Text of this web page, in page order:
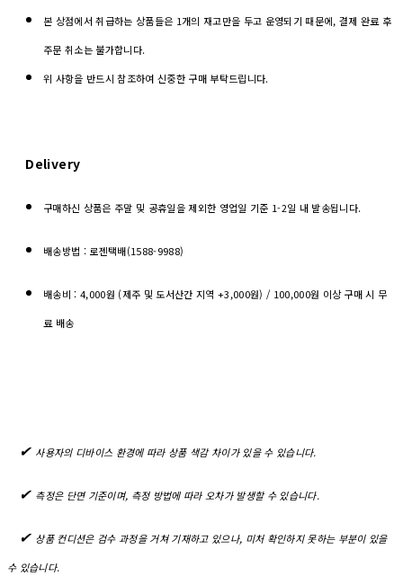
본 상점에서 취급하는 상품들은 1개의 재고만을 두고 운영되기 때문에, 결제 완료 후
주문 취소는 불가합니다.
위 사항을 반드시 참조하여 신중한 구매 부탁드립니다.
Delivery
구매하신 상품은 주말 및 공휴일을 제외한 영업일 기준 1-2일 내 발송됩니다.
배송방법 : 로젠택배(1588-9988)
배송비 : 4,000원 (제주 및 도서산간 지역 +3,000원) / 100,000원 이상 구매 시 무
료 배송
✔︎ 사용자의 디바이스 환경에 따라 상품 색감 차이가 있을 수 있습니다.
✔︎ 측정은 단면 기준이며, 측정 방법에 따라 오차가 발생할 수 있습니다.
✔︎ 상품 컨디션은 검수 과정을 거쳐 기재하고 있으나, 미처 확인하지 못하는 부분이 있을
수 있습니다.